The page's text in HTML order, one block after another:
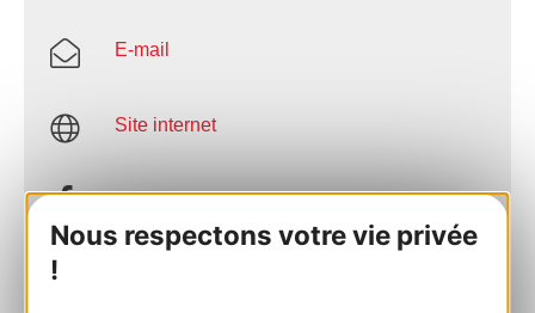
Nous respectons votre vie privée
!
E-mail
Site internet
Facebook